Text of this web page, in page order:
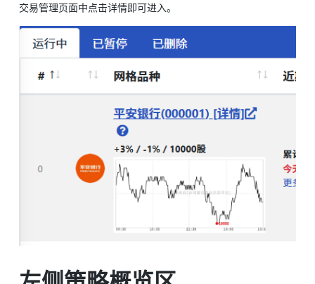
交易管理页面中点击详情即可进入。